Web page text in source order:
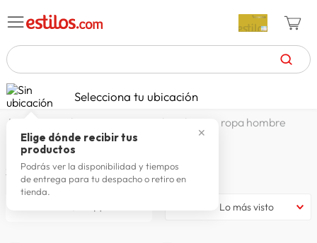
TÉRMINOS MÁS BUSCADOS
1. zapatillas mujer
2. celulares
3. zapatillas hombre
4. moda
zapatillas
Selecciona tu ubicación
✕
Elige dónde recibir tus
productos
Podrás ver la disponibilidad y tiempos
de entrega para tu despacho o retiro en
tienda.
moda y accesorios hombre ropa hombre
ROPA HOMBRE
2242productos
Lo más visto